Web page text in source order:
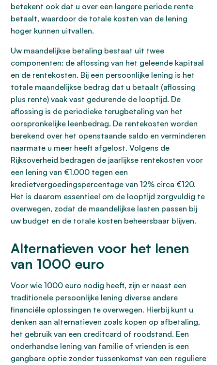
betekent ook dat u over een langere periode rente
betaalt, waardoor de totale kosten van de lening
hoger kunnen uitvallen.
Uw maandelijkse betaling bestaat uit twee
componenten: de aflossing van het geleende kapitaal
en de rentekosten. Bij een persoonlijke lening is het
totale maandelijkse bedrag dat u betaalt (aflossing
plus rente) vaak vast gedurende de looptijd. De
aflossing is de periodieke terugbetaling van het
oorspronkelijke leenbedrag. De rentekosten worden
berekend over het openstaande saldo en verminderen
naarmate u meer heeft afgelost. Volgens de
Rijksoverheid bedragen de jaarlijkse rentekosten voor
een lening van €1.000 tegen een
kredietvergoedingspercentage van 12% circa €120.
Het is daarom essentieel om de looptijd zorgvuldig te
overwegen, zodat de maandelijkse lasten passen bij
uw budget en de totale kosten beheersbaar blijven.
Alternatieven voor het lenen
van 1000 euro
Voor wie 1000 euro nodig heeft, zijn er naast een
traditionele persoonlijke lening diverse andere
financiële oplossingen te overwegen. Hierbij kunt u
denken aan alternatieven zoals kopen op afbetaling,
het gebruik van een creditcard of roodstand. Een
onderhandse lening van familie of vrienden is een
gangbare optie zonder tussenkomst van een reguliere